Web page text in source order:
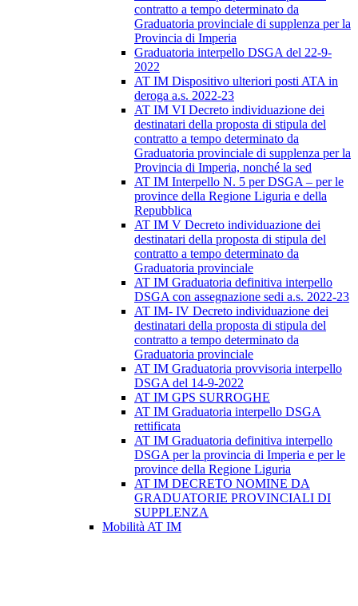
contratto a tempo determinato da
Graduatoria provinciale di supplenza per la
Provincia di Imperia
Graduatoria interpello DSGA del 22-9-
2022
AT IM Dispositivo ulteriori posti ATA in
deroga a.s. 2022-23
AT IM VI Decreto individuazione dei
destinatari della proposta di stipula del
contratto a tempo determinato da
Graduatoria provinciale di supplenza per la
Provincia di Imperia, nonché la sed
AT IM Interpello N. 5 per DSGA – per le
province della Regione Liguria e della
Repubblica
AT IM V Decreto individuazione dei
destinatari della proposta di stipula del
contratto a tempo determinato da
Graduatoria provinciale
AT IM Graduatoria definitiva interpello
DSGA con assegnazione sedi a.s. 2022-23
AT IM- IV Decreto individuazione dei
destinatari della proposta di stipula del
contratto a tempo determinato da
Graduatoria provinciale
AT IM Graduatoria provvisoria interpello
DSGA del 14-9-2022
AT IM GPS SURROGHE
AT IM Graduatoria interpello DSGA
rettificata
AT IM Graduatoria definitiva interpello
DSGA per la provincia di Imperia e per le
province della Regione Liguria
AT IM DECRETO NOMINE DA
GRADUATORIE PROVINCIALI DI
SUPPLENZA
Mobilità AT IM